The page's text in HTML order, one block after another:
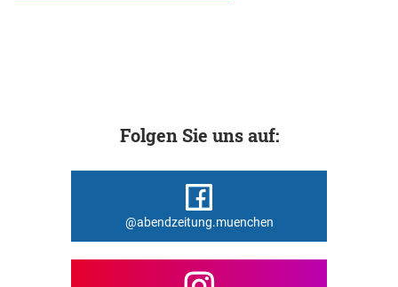
Folgen Sie uns auf:
@abendzeitung.muenchen